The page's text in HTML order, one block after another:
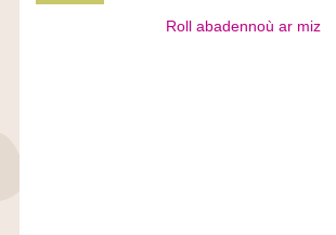
Roll abadennoù ar miz